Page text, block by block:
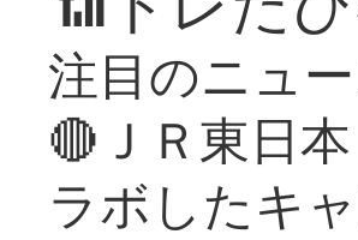
注目のニュ
🔴ＪＲ東日
ラボしたキ